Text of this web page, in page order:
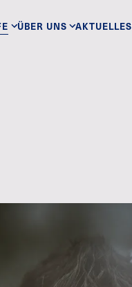
ÜBER UNS AKTUELLES